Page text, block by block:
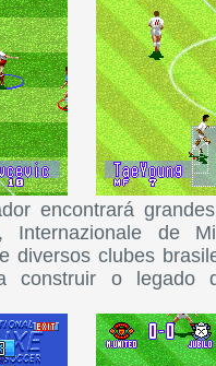
encontrará
Internazionale de
diversos clubes
construir o legado